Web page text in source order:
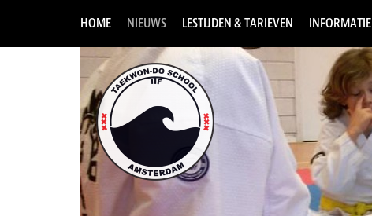
HOME NIEUWS LESTIJDEN & TARIEVEN INFORMATIE